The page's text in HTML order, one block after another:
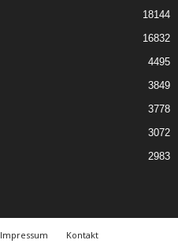
18144
16832
4495
3849
3778
3072
2983
Impressum
Kontakt